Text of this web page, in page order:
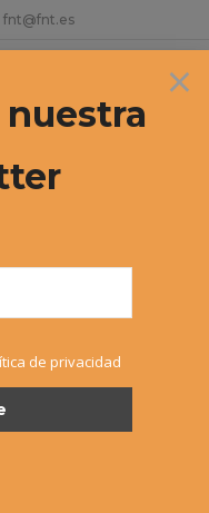
fnt@fnt.es
×
de privacidad